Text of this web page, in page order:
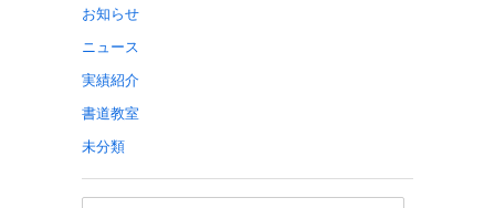
お知らせ
ニュース
実績紹介
書道教室
未分類